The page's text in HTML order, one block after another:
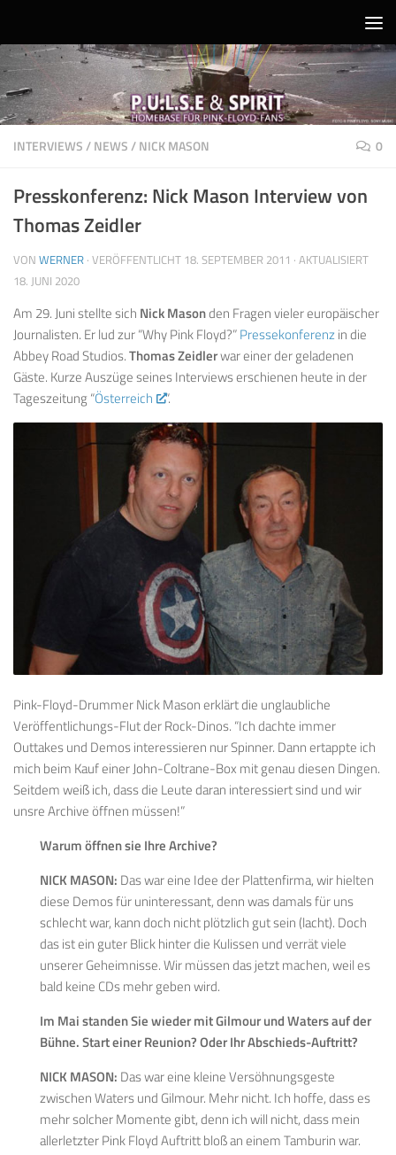
INTERVIEWS/NEWS/NICK MASON 0
Presskonferenz: Nick Mason Interview von
Thomas Zeidler
VON WERNER · VERÖFFENTLICHT 18. SEPTEMBER 2011 · AKTUALISIERT
18. JUNI 2020
Am 29. Juni stellte sich Nick Masonden Fragen vieler europäischer
Journalisten. Er lud zur “Why Pink Floyd?”Pressekonferenzin die
Abbey Road Studios.Thomas Zeidlerwar einer der geladenen
Gäste. Kurze Auszüge seines Interviews erschienen heute in der
Tageszeitung “Österreich “.
Pink-Floyd-Drummer Nick Mason erklärt die unglaubliche
Veröffentlichungs-Flut der Rock-Dinos. “Ich dachte immer
Outtakes und Demos interessieren nur Spinner. Dann ertappte ich
mich beim Kauf einer John-Coltrane-Box mit genau diesen Dingen.
Seitdem weiß ich, dass die Leute daran interessiert sind und wir
unsre Archive öffnen müssen!”
Warum öffnen sie Ihre Archive?
NICK MASON: Das war eine Idee der Plattenfirma, wir hielten
diese Demos für uninteressant, denn was damals für uns
schlecht war, kann doch nicht plötzlich gut sein (lacht). Doch
das ist ein guter Blick hinter die Kulissen und verrät viele
unserer Geheimnisse. Wir müssen das jetzt machen, weil es
bald keine CDs mehr geben wird.
Im Mai standen Sie wieder mit Gilmour und Waters auf der
Bühne. Start einer Reunion? Oder Ihr Abschieds-Auftritt?
NICK MASON: Das war eine kleine Versöhnungsgeste
zwischen Waters und Gilmour. Mehr nicht. Ich hoffe, dass es
mehr solcher Momente gibt, denn ich will nicht, dass mein
allerletzter Pink Floyd Auftritt bloß an einem Tamburin war.